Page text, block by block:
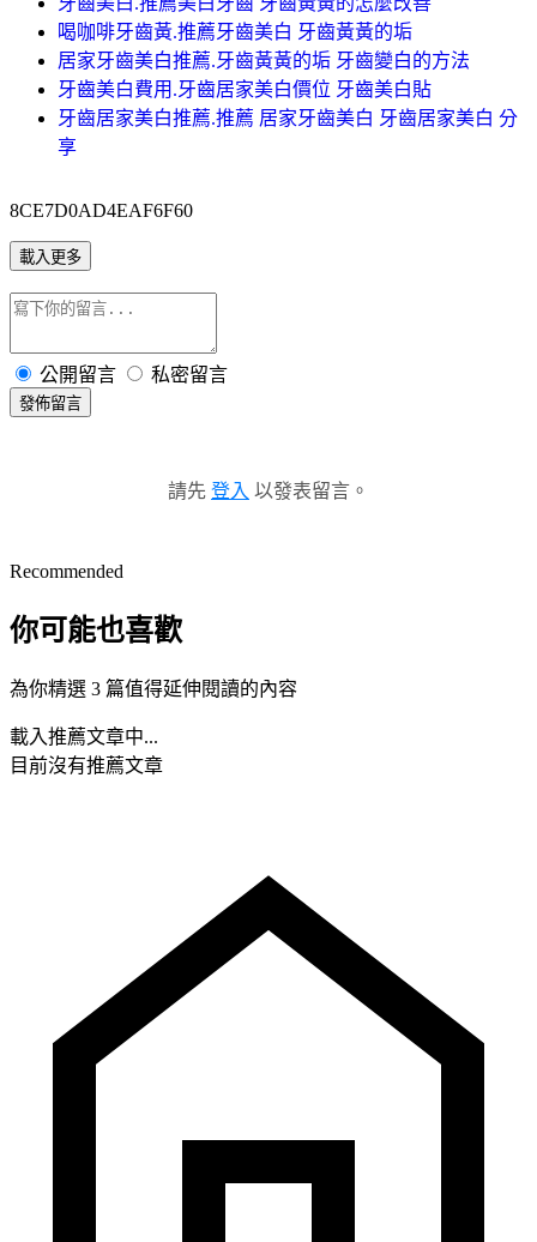
喝咖啡牙齒黃.推薦牙齒美白 牙齒黃黃的垢
居家牙齒美白推薦.牙齒黃黃的垢 牙齒變白的方法
牙齒美白費用.牙齒居家美白價位 牙齒美白貼
牙齒居家美白推薦.推薦 居家牙齒美白 牙齒居家美白 分
享
8CE7D0AD4EAF6F60
載入更多
公開留言 私密留言
發佈留言
請先 登入 以發表留言。
Recommended
你可能也喜歡
為你精選 3 篇值得延伸閱讀的內容
載入推薦文章中...
目前沒有推薦文章